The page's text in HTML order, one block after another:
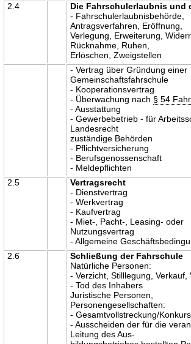
2.4
Die Fahrschulerlaubnis und
- Fahrschulerlaubnisbehörde,
Antragsverfahren, Eröffnung,
Verlegung, Erweiterung,
Rücknahme, Ruhen,
Erlöschen, Zweigstellen
- Vertrag über Gründung einer
Gemeinschaftsfahrschule
- Kooperationsvertrag
- Überwachung nach § 54
- Ausstattung
- Gewerbebetrieb - für
Landesrecht
zuständige Behörden
- Pflichtversicherung
- Berufsgenossenschaft
- Meldepflichten
2.5
Vertragsrecht
- Dienstvertrag
- Werkvertrag
- Kaufvertrag
- Miet-, Pacht-, Leasing- oder
Nutzungsvertrag
- Allgemeine
2.6
Schließung der Fahrschule
Natürliche Personen:
- Verzicht, Stilllegung, Verkauf,
- Tod des Inhabers
Juristische Personen,
Personengesellschaften:
- Gesamtvollstreckung/
- Ausscheiden der für die
Leitung des Aus-